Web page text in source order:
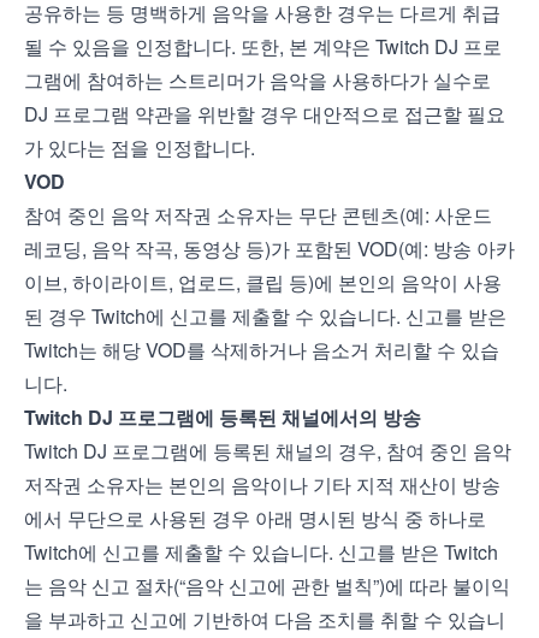
공유하는 등 명백하게 음악을 사용한 경우는 다르게 취급
될 수 있음을 인정합니다. 또한, 본 계약은 Twitch DJ 프로
그램에 참여하는 스트리머가 음악을 사용하다가 실수로
DJ 프로그램 약관을 위반할 경우 대안적으로 접근할 필요
가 있다는 점을 인정합니다.
VOD
참여 중인 음악 저작권 소유자는 무단 콘텐츠(예: 사운드
레코딩, 음악 작곡, 동영상 등)가 포함된 VOD(예: 방송 아카
이브, 하이라이트, 업로드, 클립 등)에 본인의 음악이 사용
된 경우 Twitch에 신고를 제출할 수 있습니다. 신고를 받은
Twitch는 해당 VOD를 삭제하거나 음소거 처리할 수 있습
니다.
Twitch DJ 프로그램에 등록된 채널에서의 방송
Twitch DJ 프로그램에 등록된 채널의 경우, 참여 중인 음악
저작권 소유자는 본인의 음악이나 기타 지적 재산이 방송
에서 무단으로 사용된 경우 아래 명시된 방식 중 하나로
Twitch에 신고를 제출할 수 있습니다. 신고를 받은 Twitch
는 음악 신고 절차(“음악 신고에 관한 벌칙”)에 따라 불이익
을 부과하고 신고에 기반하여 다음 조치를 취할 수 있습니